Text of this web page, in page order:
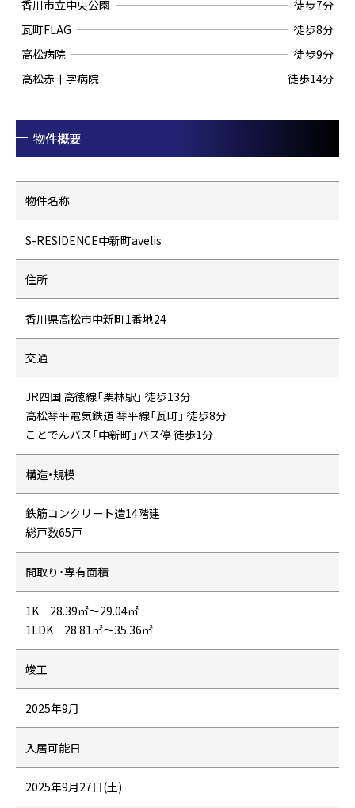
香川市立中央公園
徒歩7分
瓦町FLAG
徒歩8分
高松病院
徒歩9分
高松赤十字病院
徒歩14分
物件概要
物件名称
S-RESIDENCE中新町avelis
住所
香川県高松市中新町1番地24
交通
JR四国 高徳線「栗林駅」 徒歩13分
高松琴平電気鉄道 琴平線「瓦町」 徒歩8分
ことでんバス「中新町」バス停 徒歩1分
構造・規模
鉄筋コンクリート造14階建
総戸数65戸
間取り・専有面積
1K 28.39㎡～29.04㎡
1LDK 28.81㎡～35.36㎡
竣工
2025年9月
入居可能日
2025年9月27日(土)